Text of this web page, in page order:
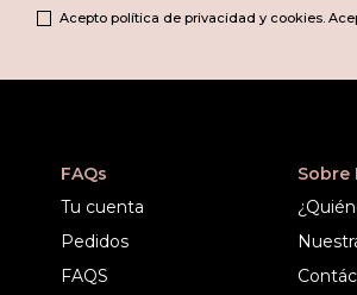
Acepto política de privacidad y cookies.
FAQs
Tu cuenta
Pedidos
FAQS
Sobre